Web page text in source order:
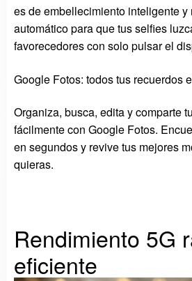
es de embellecimiento inteligente y
automático para que tus selfies
favorecedores con solo pulsar el
Google Fotos: todos tus recuerdos
Organiza, busca, edita y comparte
fácilmente con Google Fotos.
en segundos y revive tus mejores
quieras.
Rendimiento 5G
eficiente